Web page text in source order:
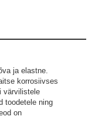
ja elastne.
korrosiivses
värvilistele
toodetele ning
on